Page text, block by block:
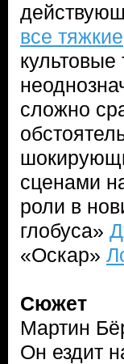
все тяжкие
сложно
сценами
роли в
глобуса»
«Оскар»
Сюжет
Мартин
Он ездит